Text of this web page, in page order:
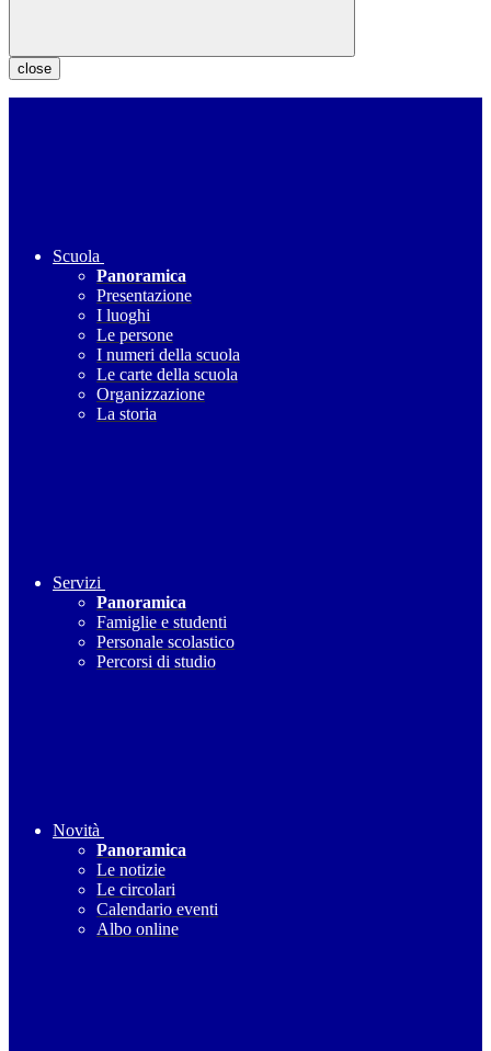
close
Scuola
Panoramica
Presentazione
I luoghi
Le persone
I numeri della scuola
Le carte della scuola
Organizzazione
La storia
Servizi
Panoramica
Famiglie e studenti
Personale scolastico
Percorsi di studio
Novità
Panoramica
Le notizie
Le circolari
Calendario eventi
Albo online